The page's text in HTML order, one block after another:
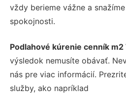
vždy berieme vážne a
spokojnosti.
Podlahové kúrenie cenník m2
výsledok nemusíte obávať.
nás pre viac informácií.
služby, ako napríklad